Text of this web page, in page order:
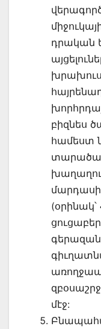
դրական
բիզնես
համեստ
մէջ: